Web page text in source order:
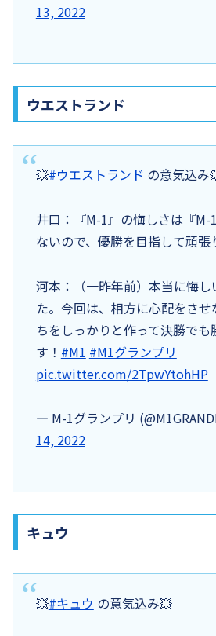
13, 2022
ウエストランド
💥#ウエストランド の意気込み
井口：『M-1』の悔しさは『M-
ないので、優勝を目指して頑張
河本：（一昨年前）本当に悔し
た。今回は、相方に心配をさ
ちをしっかりと作って決勝でも
す！ #M1 #M1グランプリ
pic.twitter.com/2TpwYtohHP
— M-1グランプリ
14, 2022
キュウ
💥#キュウ の意気込み💥